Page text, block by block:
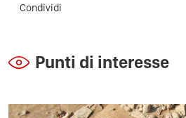
Condividi
Punti di interesse